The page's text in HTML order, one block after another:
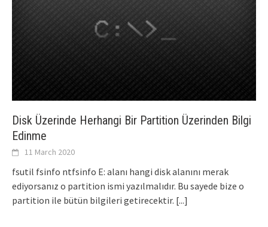
Disk Üzerinde Herhangi Bir Partition Üzerinden Bilgi
Edinme
11 March 2020
fsutil fsinfo ntfsinfo E: alanı hangi disk alanını merak
ediyorsanız o partition ismi yazılmalıdır. Bu sayede bize o
partition ile bütün bilgileri getirecektir. [...]